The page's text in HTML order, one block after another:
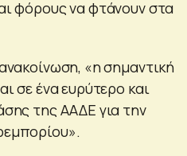
φόρους να φτάνουν στα
«η σημαντική
σε ένα ευρύτερο και
της ΑΑΔΕ για την